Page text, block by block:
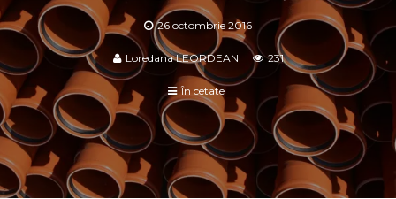
26 octombrie 2016
Loredana LEORDEAN 231
În cetate